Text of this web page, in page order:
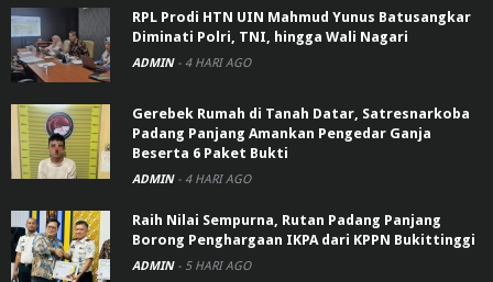
RPL Prodi HTN UIN Mahmud Yunus Batusangkar
Diminati Polri, TNI, hingga Wali Nagari
ADMIN - 4 HARI AGO
Gerebek Rumah di Tanah Datar, Satresnarkoba
Padang Panjang Amankan Pengedar Ganja
Beserta 6 Paket Bukti
ADMIN - 4 HARI AGO
Raih Nilai Sempurna, Rutan Padang Panjang
Borong Penghargaan IKPA dari KPPN Bukittinggi
ADMIN - 5 HARI AGO